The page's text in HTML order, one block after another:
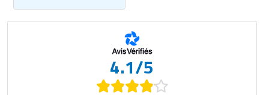
4.1/5